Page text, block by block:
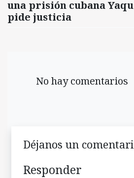
una prisión cubana
pide justicia
No hay comentarios
Déjanos un
Responder